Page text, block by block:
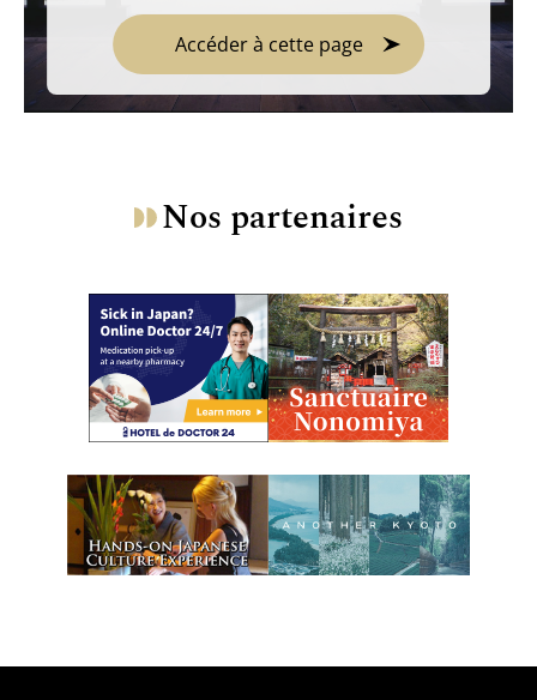
Accéder à cette page
Nos partenaires